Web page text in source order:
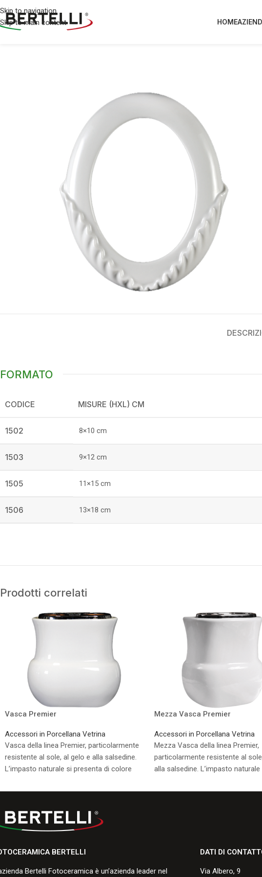
Skip to navigation
Skip to main content
HOME
FORMATO
CODICE MISURE (HXL) CM
1502 8×10 cm
1503 9×12 cm
1505 11×15 cm
1506 13×18 cm
Prodotti correlati
Vasca Premier
Accessori in Porcellana Vetrina
Vasca della linea Premier, particolarmente
resistente al sole, al gelo e alla salsedine.
L’impasto naturale si presenta di colore
Mezza Vasca Premier
Accessori in Porcellana Vetrina
Mezza Vasca della linea Premier,
particolarmente resistente al
alla salsedine. L’impasto naturale
BERTELLI
Bertelli Fotoceramica è un’azienda leader nel
DATI DI
Via Albero, 9